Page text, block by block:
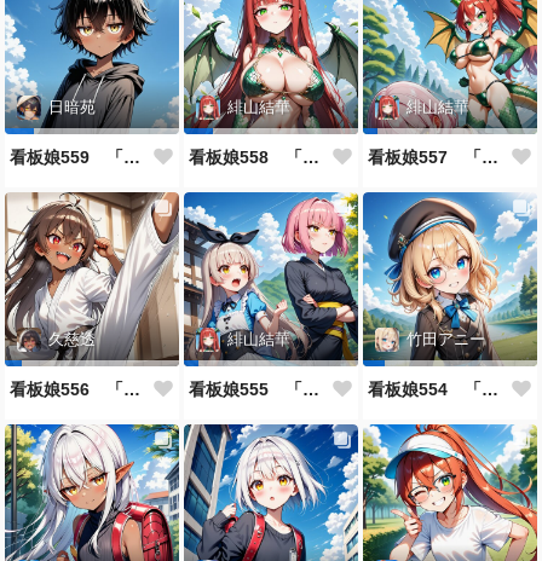
日暗苑
看板娘559 「日暗苑のよもやま話」
緋山結華
看板娘558 「緋山結華」キャラクター紹介
緋山結華
看板娘557 「其々の再会」
久慈透
看板娘556 「久慈透のよもやま話」
緋山結華
看板娘555 「帰還、そして目覚め。」
竹田アニー
看板娘554 「竹田アニーのよもやま話」